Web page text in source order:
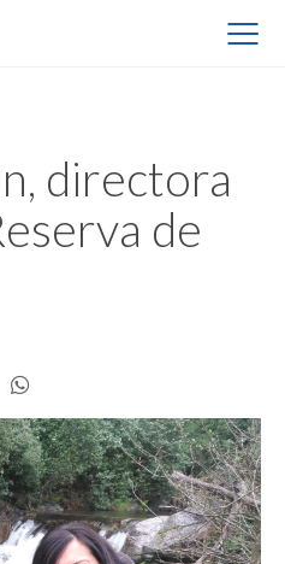
directora
de